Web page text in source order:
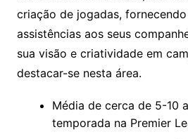
criação de jogadas,
assistências aos seus
sua visão e criatividade em
destacar-se nesta área.
Média de cerca de 5-10
temporada na Premier